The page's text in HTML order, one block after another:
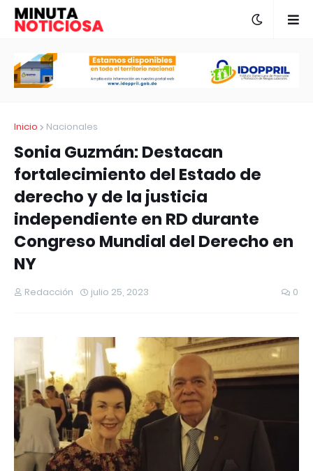
Inicio Nacionales
Sonia Guzmán: Destacan
fortalecimiento del Estado de
derecho y de la justicia
independiente en RD durante
Congreso Mundial del Derecho en
NY
Redacción julio 25, 2023 0